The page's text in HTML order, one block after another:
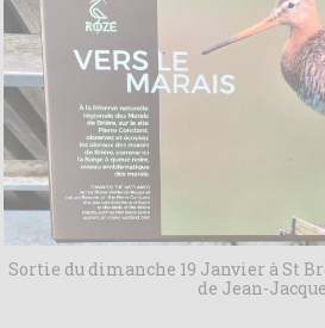
Sortie du dimanche 19 Janvier à St
de Jean-